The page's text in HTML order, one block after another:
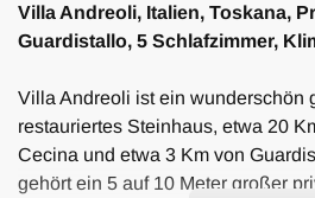
Villa Andreoli, Italien, Toskana,
Guardistallo, 5 Schlafzimmer,
Villa Andreoli ist ein wunderschön
restauriertes Steinhaus, etwa 20
Cecina und etwa 3 Km von
gehört ein 5 auf 10 Meter großer